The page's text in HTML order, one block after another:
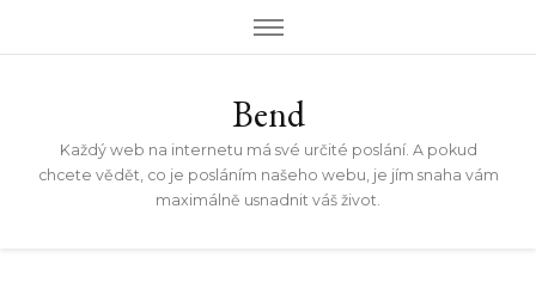
Bend
Každý web na internetu má své určité poslání. A pokud
chcete vědět, co je posláním našeho webu, je jím snaha vám
maximálně usnadnit váš život.